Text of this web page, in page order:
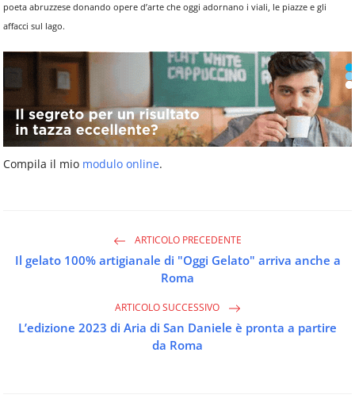
poeta abruzzese donando opere d’arte che oggi adornano i viali, le piazze e gli
affacci sul lago.
Compila il mio modulo online.
ARTICOLO PRECEDENTE
Il gelato 100% artigianale di "Oggi Gelato" arriva anche a
Roma
ARTICOLO SUCCESSIVO
L’edizione 2023 di Aria di San Daniele è pronta a partire
da Roma